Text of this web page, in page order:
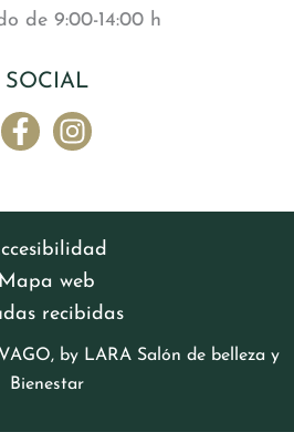
de 9:00-14:00 h
SOCIAL
Mapa web
recibidas
by LARA Salón de belleza y
Bienestar